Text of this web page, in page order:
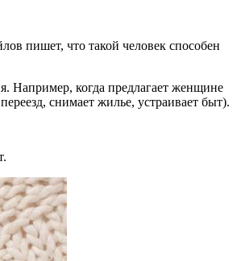
пишет, что такой человек способен
Например, когда предлагает женщине
снимает жилье, устраивает быт).